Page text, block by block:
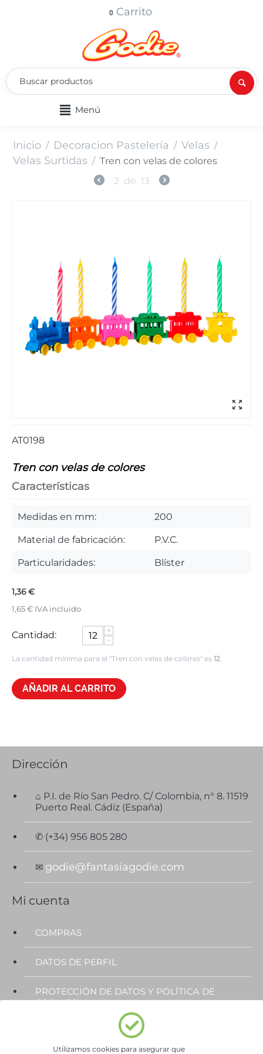
0 Carrito
Menú
Inicio / Decoracion Pastelería / Velas /
Velas Surtidas / Tren con velas de colores
2 de 13
AT0198
Tren con velas de colores
Características
Medidas en mm: 200
Material de fabricación: P.V.C.
Particularidades: Blíster
1,36€
1,65€ IVA incluido
Cantidad:
+
−
La cantidad mínima para el "Tren con velas de colores" es 12
AÑADIR AL CARRITO
Dirección
⌂ P.I. de Río San Pedro. C/ Colombia, n° 8. 11519
Puerto Real. Cádiz (España)
✆ (+34) 956 805 280
✉ godie@fantasiagodie.com
Mi cuenta
COMPRAS
DATOS DE PERFIL
PROTECCIÓN DE DATOS Y POLÍTICA DE
COOKIES
Subscríbete al Newsletter
Utilizamos cookies para asegurar que